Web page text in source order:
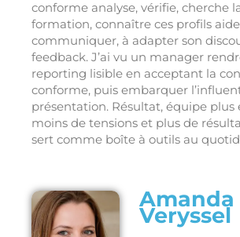
conforme analyse, vérifie, cherche
formation, connaître ces profils
communiquer, à adapter son
feedback. J’ai vu un manager
reporting lisible en acceptant la
conforme, puis embarquer
présentation. Résultat, équipe plus
moins de tensions et plus de
sert comme boîte à outils au
Amanda
Veryssel